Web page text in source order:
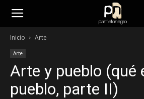
panfletonegro
Inicio Arte
Arte
Arte y pueblo (qué
pueblo, parte II)